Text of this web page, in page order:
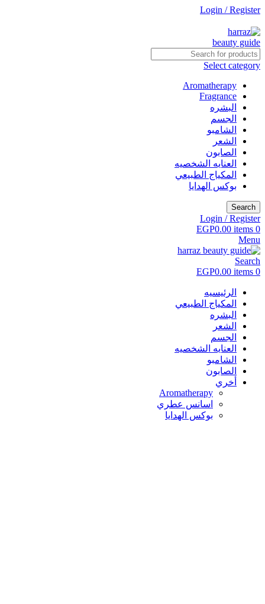
Login / Register
Select category
Aromatherapy
Fragrance
البشره
الجسم
الشامبو
الشعر
الصابون
العنايه الشخصيه
المكياج الطبيعي
بوكس الهدايا
Search
Login / Register
0
items
EGP0.00
Menu
Search
0
items
EGP0.00
الرئيسيه
المكياج الطبيعي
البشره
الشعر
الجسم
العنايه الشخصيه
الشامبو
الصابون
أخري
Aromatherapy
اسانس عطري
بوكس الهدايا